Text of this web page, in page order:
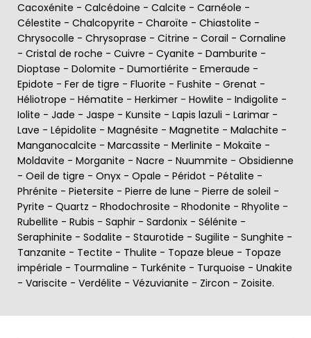
Cacoxénite - Calcédoine - Calcite - Carnéole -
Célestite - Chalcopyrite - Charoïte - Chiastolite -
Chrysocolle - Chrysoprase - Citrine - Corail - Cornaline
- Cristal de roche - Cuivre - Cyanite - Damburite -
Dioptase - Dolomite - Dumortiérite - Emeraude -
Epidote - Fer de tigre - Fluorite - Fushite - Grenat -
Héliotrope - Hématite - Herkimer - Howlite - Indigolite -
Iolite - Jade - Jaspe - Kunsite - Lapis lazuli - Larimar -
Lave - Lépidolite - Magnésite - Magnetite - Malachite -
Manganocalcite - Marcassite - Merlinite - Mokaïte -
Moldavite - Morganite - Nacre - Nuummite - Obsidienne
- Oeil de tigre - Onyx - Opale - Péridot - Pétalite -
Phrénite - Pietersite - Pierre de lune - Pierre de soleil -
Pyrite - Quartz - Rhodochrosite - Rhodonite - Rhyolite -
Rubellite - Rubis - Saphir - Sardonix - Sélénite -
Seraphinite - Sodalite - Staurotide - Sugilite - Sunghite -
Tanzanite - Tectite - Thulite - Topaze bleue - Topaze
impériale - Tourmaline - Turkénite - Turquoise - Unakite
- Variscite - Verdélite - Vézuvianite - Zircon - Zoisite.